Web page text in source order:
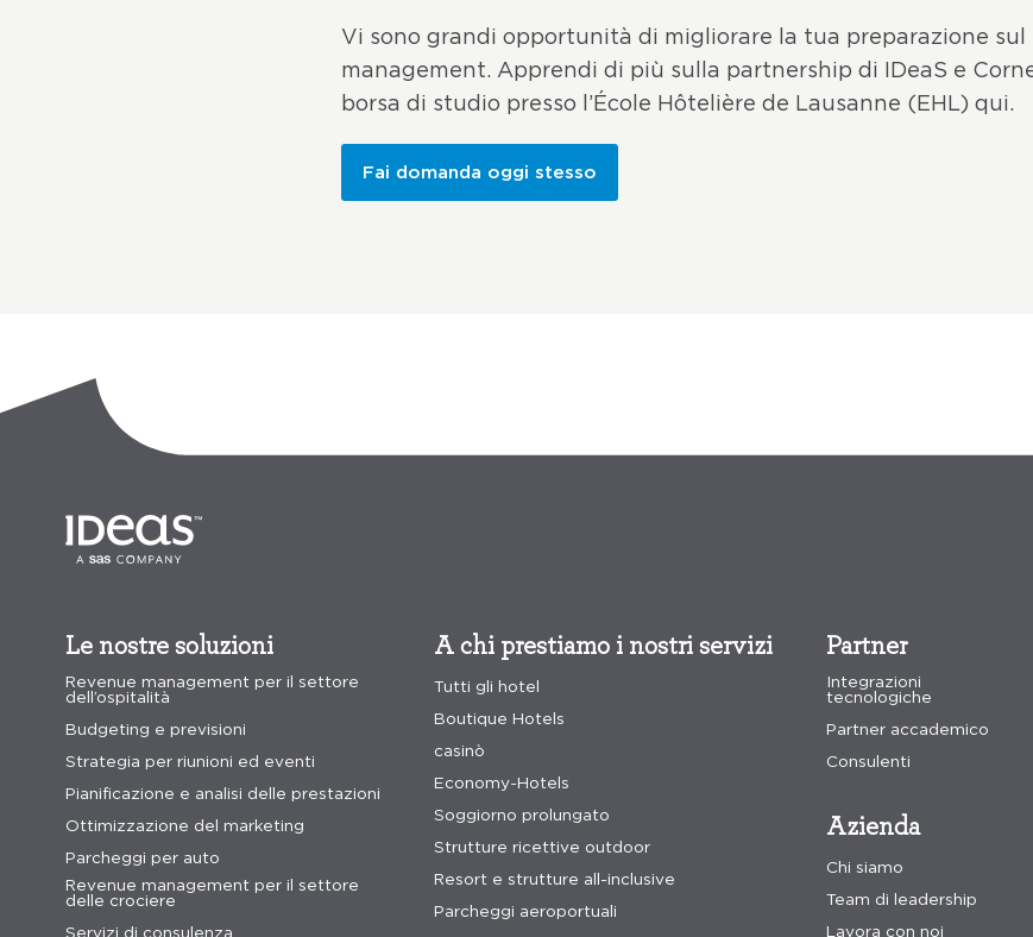
Vi sono grandi opportunità di migliorare la tua preparazione sul
management. Apprendi di più sulla partnership di IDeaS e
borsa di studio presso l’École Hôtelière de Lausanne (EHL) qui.
Fai domanda oggi stesso
Le nostre soluzioni
Revenue management per il settore
dell’ospitalità
Budgeting e previsioni
Strategia per riunioni ed eventi
Pianificazione e analisi delle prestazioni
Ottimizzazione del marketing
Parcheggi per auto
Revenue management per il settore
delle crociere
Servizi di consulenza
A chi prestiamo i nostri servizi
Tutti gli hotel
Boutique Hotels
casinò
Economy-Hotels
Soggiorno prolungato
Strutture ricettive outdoor
Resort e strutture all-inclusive
Parcheggi aeroportuali
Azienda
Chi siamo
Team di leadership
Lavora con noi
Partner
Integrazioni
tecnologiche
Partner accademico
Consulenti